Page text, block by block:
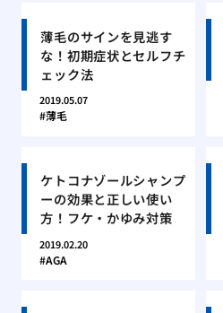
薄毛のサインを見逃す
な！初期症状とセルフチ
ェック法
2019.05.07
薄毛
ケトコナゾールシャンプ
ーの効果と正しい使い
方！フケ・かゆみ対策
2019.02.20
AGA